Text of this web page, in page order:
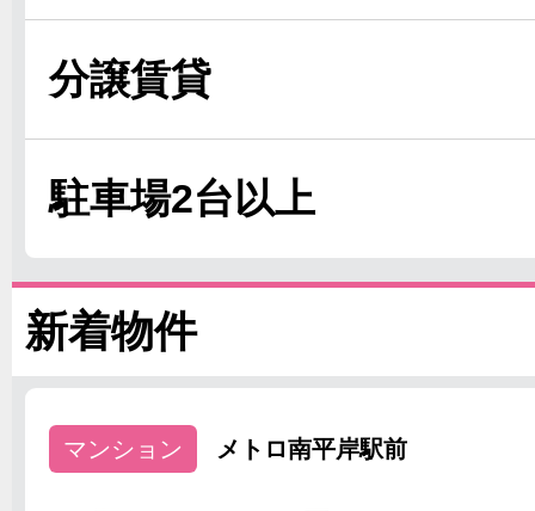
分譲賃貸
駐車場2台以上
新着物件
マンション メトロ南平岸駅前